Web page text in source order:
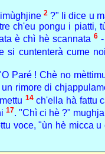
2 ?" li dice u
ch'eu pongu i piatti,
è chì hè scannata 6-
si cuntenterà cume
Paré ! Chè no
un rimore di
14ch'ella hà fattu
17. "Chì ci hè ?"
voce, "ùn hè micca